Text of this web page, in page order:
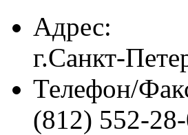
Адрес:
г.Санкт-
Телефон/
(812) 552-